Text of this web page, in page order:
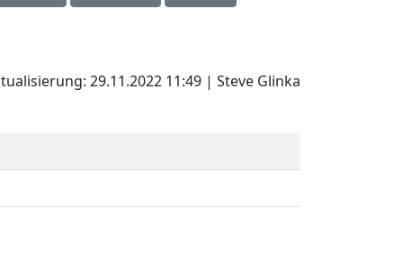
29.11.2022 11:49 | Steve Glinka